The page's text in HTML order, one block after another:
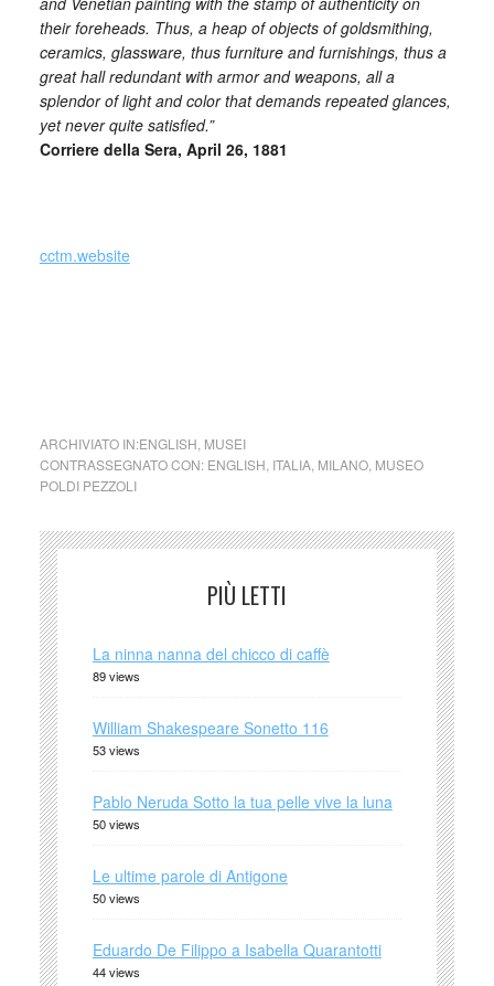
their foreheads. Thus, a heap of objects of goldsmithing,
ceramics, glassware, thus furniture and furnishings, thus a
great hall redundant with armor and weapons, all a
splendor of light and color that demands repeated glances,
yet never quite satisfied.”
Corriere della Sera, April 26, 1881
cctm.website
ARCHIVIATO IN:ENGLISH MUSEI
CONTRASSEGNATO CON: ENGLISH ITALIA, MILANO, MUSEO
POLDI PEZZOLI
PIÙ LETTI
La ninna nanna del chicco di caffè
89 views
William Shakespeare Sonetto 116
53 views
Pablo Neruda Sotto la tua pelle vive la luna
50 views
Le ultime parole di Antigone
50 views
Eduardo De Filippo a Isabella Quarantotti
44 views